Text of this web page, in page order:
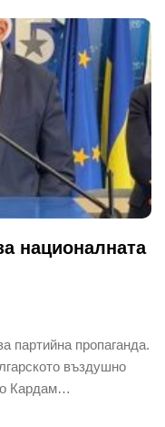
националната
партийна пропаганда.
въздушно
Кардам…